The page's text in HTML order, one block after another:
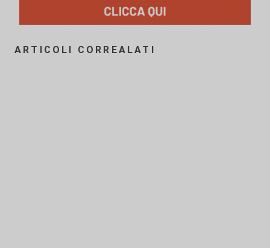
ARTICOLI CORREALATI